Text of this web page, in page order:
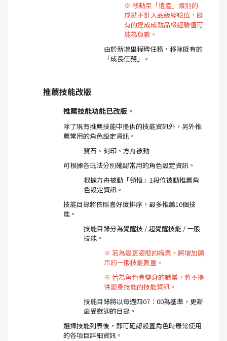
※ 移動至「遺產」類別的
成就不計入品級經驗值，既
有的達成成就品級經驗值可
能為負數。
由於新增里程碑任務，移除既有的
「成長任務」。
推薦技能改版
推薦技能功能已改版。
除了現有推薦技能中提供的技能資訊外，另外推
薦常用的角色設定資訊。
寶石、刻印、方舟被動
可根據各玩法分別確認常用的角色設定資訊。
根據方舟被動「領悟」1段位被動推薦角
色設定資訊。
技能目錄將依照喜好度排序，最多推薦10個技
能。
技能目錄分為覺醒技 / 超覺醒技能 / 一般
技能。
※ 若為變更姿態的職業，將增加顯
示的一般技能數量。
※ 若為角色會變身的職業，將不提
供變身技能的技能資訊。
技能目錄將以每週四07：00為基準，更新
最受歡迎的目錄。
選擇技能列表後，即可確認設置角色時最常使用
的各項目詳細資訊。